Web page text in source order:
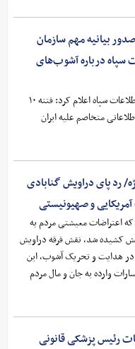
بیانیه مهم سازمان
سپاه درباره آشوب‌های
سازمان اطلاعات سپاه اعلام کرد: فتنه ۱۰
متخاصم علیه ایران
رد پای دراویش گنابادی
آمریکایی و صهیونیستی
اعتراضات معیشتی مردم به
کشیده شد، نقش فرقه دراویش
در هدایت و تحریک آشوب، این
وارده به جان و مال مردم
رئیس پزشکی قانونی